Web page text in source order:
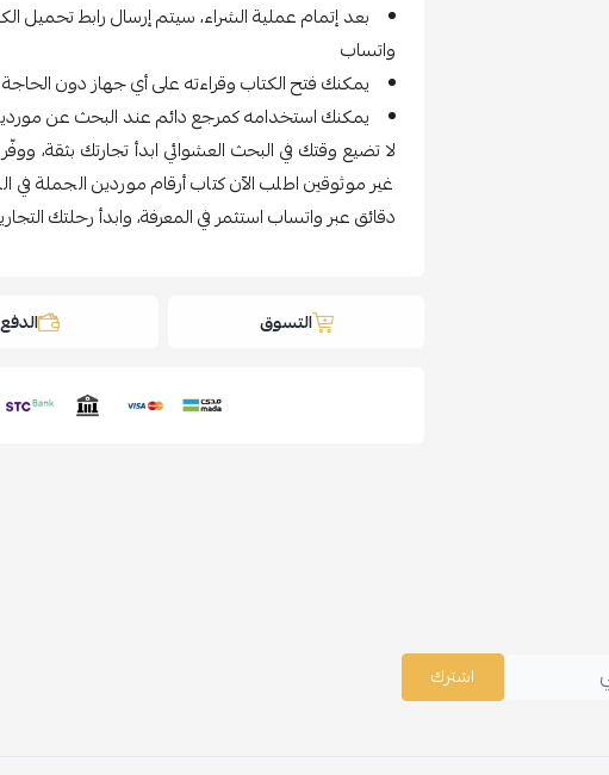
واتساب
يمكنك فتح الكتاب وقراءته على أي جهاز دون
يمكنك استخدامه كمرجع دائم عند البحث عن
لا تضيع وقتك في البحث العشوائي ابدأ تجارتك بثقة،
غير موثوقين اطلب الآن كتاب أرقام موردين
دقائق عبر واتساب استثمر في المعرفة، وابدأ رحلتك
التسوق الدفع
اشترك